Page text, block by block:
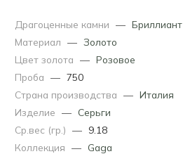
Драгоценные камни —
Материал — Золото
Цвет золота — Розовое
Проба — 750
Страна производства — Италия
Изделие — Серьги
Ср.вес (гр.) — 9.18
Коллекция — Gaga